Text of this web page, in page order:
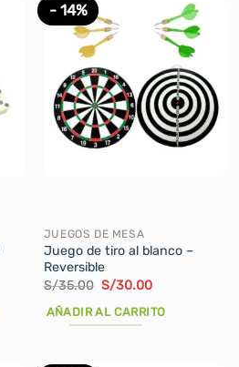
- 14%
JUEGOS DE MESA
Juego de tiro al blanco –
Reversible
S/35.00 El
original
era:
S/30.00El
actual
AÑADIR AL CARRITO